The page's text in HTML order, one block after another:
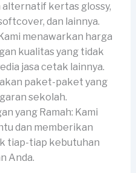
alternatif kertas glossy,
dan lainnya.
menawarkan harga
kualitas yang tidak
jasa cetak lainnya.
paket-paket yang
sekolah.
yang Ramah: Kami
dan memberikan
tiap-tiap kebutuhan
Anda.